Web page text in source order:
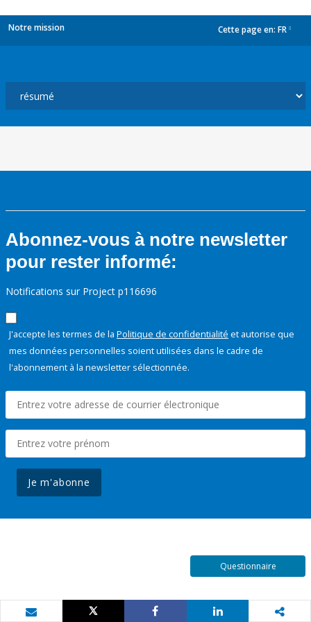
Notre mission Cette page en: FR
Abonnez-vous à notre newsletter
pour rester informé:
Notifications sur Project p116696
J'accepte les termes de la Politique de confidentialité et autorise que
mes données personnelles soient utilisées dans le cadre de
l'abonnement à la newsletter sélectionnée.
Je m'abonne
Questionnaire